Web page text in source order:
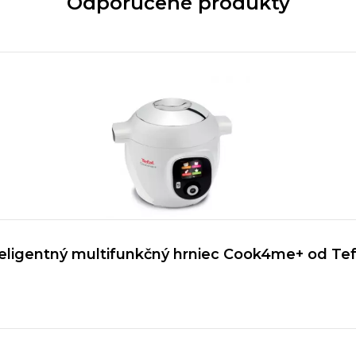
multifunkčný hrniec Cook4me+ od